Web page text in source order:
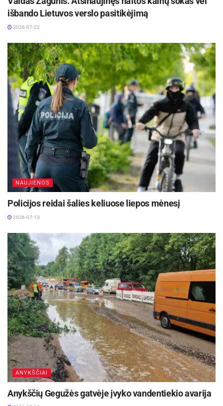
Žmogaus gyvenimo būdas turi didelę įtaką
osteporozės vystymuisi. Negydoma osteoporozė
gali progresuoti iki tol, kol kaulai pradeda lūžti,
tada reikalingas ilgas gydymas, reabilitacija.
Osteoporozė yra lėtinė liga, ankstyvoji prevencija
ir gydymas – geriausi būdai išvengti rimtesnių
komplikacijų.
Pagal Lietuvos ir užsienio literatūrą parengė
Sveikatos mokymo ir ligų prevencijos centro
visuomenės sveikatos administratorė Gintarė
Dapkutė
išbando Lietuvos verslo pasitikėjimą
2026-07-22
NAUJIENOS
Policijos reidai šalies keliuose liepos mėnesį
2026-07-13
ANYKŠČIAI
Anykščių Gegužės gatvėje įvyko vandentiekio avarija